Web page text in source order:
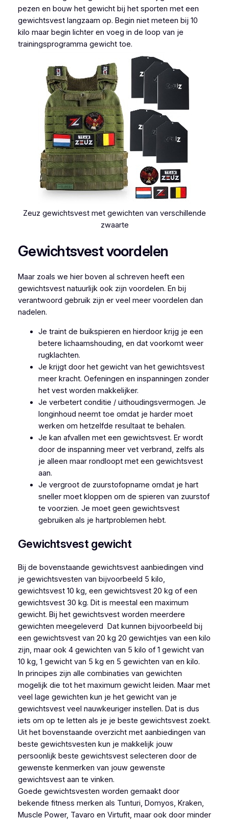
pezen en bouw het gewicht bij het sporten met een
gewichtsvest langzaam op. Begin niet meteen bij 10
kilo maar begin lichter en voeg in de loop van je
trainingsprogramma gewicht toe.
Zeuz gewichtsvest met gewichten van verschillende
zwaarte
Gewichtsvest voordelen
Maar zoals we hier boven al schreven heeft een
gewichtsvest natuurlijk ook zijn voordelen. En bij
verantwoord gebruik zijn er veel meer voordelen dan
nadelen.
Je traint de buikspieren en hierdoor krijg je een
betere lichaamshouding, en dat voorkomt weer
rugklachten.
Je krijgt door het gewicht van het gewichtsvest
meer kracht. Oefeningen en inspanningen zonder
het vest worden makkelijker.
Je verbetert conditie / uithoudingsvermogen. Je
longinhoud neemt toe omdat je harder moet
werken om hetzelfde resultaat te behalen.
Je kan afvallen met een gewichtsvest. Er wordt
door de inspanning meer vet verbrand, zelfs als
je alleen maar rondloopt met een gewichtsvest
aan.
Je vergroot de zuurstofopname omdat je hart
sneller moet kloppen om de spieren van zuurstof
te voorzien. Je moet geen gewichtsvest
gebruiken als je hartproblemen hebt.
Gewichtsvest gewicht
Bij de bovenstaande gewichtsvest aanbiedingen vind
je gewichtsvesten van bijvoorbeeld 5 kilo,
gewichtsvest 10 kg, een gewichtsvest 20 kg of een
gewichtsvest 30 kg. Dit is meestal een maximum
gewicht. Bij het gewichtsvest worden meerdere
gewichten meegeleverd Dat kunnen bijvoorbeeld bij
een gewichtsvest van 20 kg 20 gewichtjes van een kilo
zijn, maar ook 4 gewichten van 5 kilo of 1 gewicht van
10 kg, 1 gewicht van 5 kg en 5 gewichten van en kilo.
In principes zijn alle combinaties van gewichten
mogelijk die tot het maximum gewicht leiden. Maar met
veel lage gewichten kun je het gewicht van je
gewichtsvest veel nauwkeuriger instellen. Dat is dus
iets om op te letten als je je beste gewichtsvest zoekt.
Uit het bovenstaande overzicht met aanbiedingen van
beste gewichtsvesten kun je makkelijk jouw
persoonlijk beste gewichtsvest selecteren door de
gewenste kenmerken van jouw gewenste
gewichtsvest aan te vinken.
Goede gewichtsvesten worden gemaakt door
bekende fitness merken als Tunturi, Domyos, Kraken,
Muscle Power, Tavaro en Virtufit, maar ook door minder